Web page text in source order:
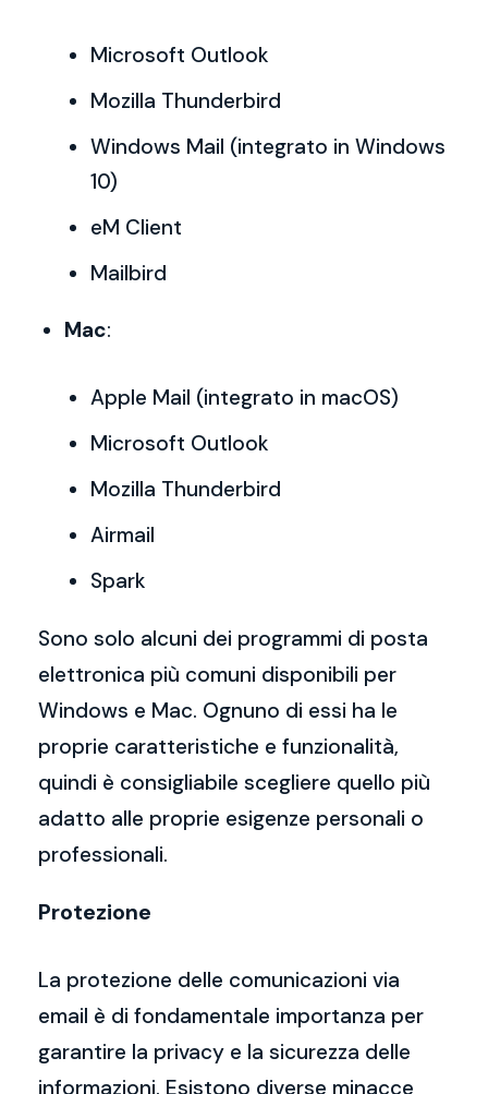
Microsoft Outlook
Mozilla Thunderbird
Windows Mail (integrato in Windows
10)
eM Client
Mailbird
Mac:
Apple Mail (integrato in macOS)
Microsoft Outlook
Mozilla Thunderbird
Airmail
Spark
Sono solo alcuni dei programmi di posta
elettronica più comuni disponibili per
Windows e Mac. Ognuno di essi ha le
proprie caratteristiche e funzionalità,
quindi è consigliabile scegliere quello più
adatto alle proprie esigenze personali o
professionali.
Protezione
La protezione delle comunicazioni via
email è di fondamentale importanza per
garantire la privacy e la sicurezza delle
informazioni. Esistono diverse minacce